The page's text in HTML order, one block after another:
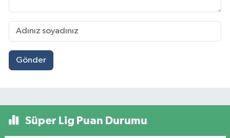
Gönder
Süper Lig Puan Durumu